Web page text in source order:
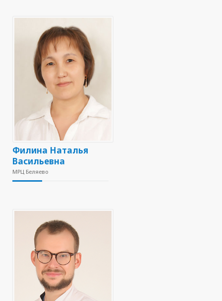
Филина Наталья
Васильевна
МРЦ Беляево